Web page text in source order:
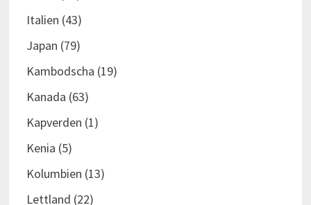
Italien (43)
Japan (79)
Kambodscha (19)
Kanada (63)
Kapverden (1)
Kenia (5)
Kolumbien (13)
Lettland (22)